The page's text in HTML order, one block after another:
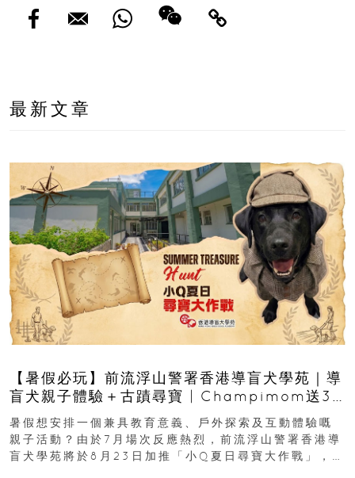
最新文章
【暑假必玩】前流浮山警署香港導盲犬學苑｜導
盲犬親子體驗＋古蹟尋寶 | Champimom送3
組免費名額
暑假想安排一個兼具教育意義、戶外探索及互動體驗嘅
親子活動？由於7月場次反應熱烈，前流浮山警署香港導
盲犬學苑將於8月23日加推「小Q夏日尋寶大作戰」，家